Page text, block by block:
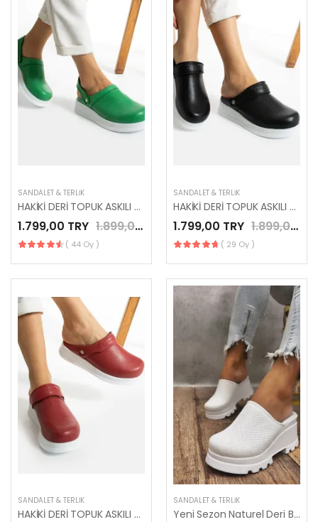
SANDALET & TERLIK
HAKİKİ DERİ TOPUK ASKILI YEŞİL YENİ SEZON SABO TERLİK
1.799,00 TRY 1.899,00 TRY
( 44 Oy )
SANDALET & TERLIK
HAKİKİ DERİ TOPUK ASKILI SİYAH YENİ SEZON SABO TERLİK
1.799,00 TRY 1.899,00 TRY
( 29 Oy )
SANDALET & TERLIK
HAKİKİ DERİ TOPUK ASKILI KIRMIZI YENİ SEZON SABO TERLİK
SANDALET & TERLIK
Yeni Sezon Naturel Deri Beyaz Renk Modern Sabo Terlik